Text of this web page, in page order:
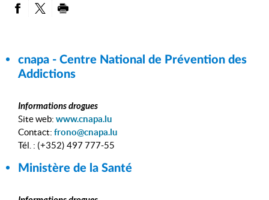
cnapa - Centre National de Prévention des
Addictions
Informations drogues
Site web: www.cnapa.lu
Contact: frono@cnapa.lu
Tél. : (+352) 497 777-55
Ministère de la Santé